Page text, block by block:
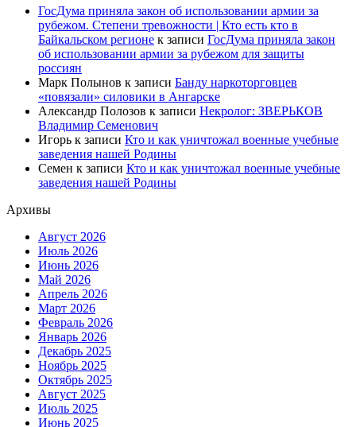
ГосДума приняла закон об использовании армии за
рубежом. Степени тревожности | Кто есть кто в
Байкальском регионе к записи ГосДума приняла закон
об использовании армии за рубежом для защиты
россиян
Марк Полынов к записи Банду наркоторговцев
«повязали» силовики в Ангарске
Александр Полозов к записи Некролог: ЗВЕРЬКОВ
Владимир Семенович
Игорь к записи Кто и как уничтожал военные учебные
заведения нашей Родины
Семен к записи Кто и как уничтожал военные учебные
заведения нашей Родины
Архивы
Август 2026
Июль 2026
Июнь 2026
Май 2026
Апрель 2026
Март 2026
Февраль 2026
Январь 2026
Декабрь 2025
Ноябрь 2025
Октябрь 2025
Август 2025
Июль 2025
Июнь 2025